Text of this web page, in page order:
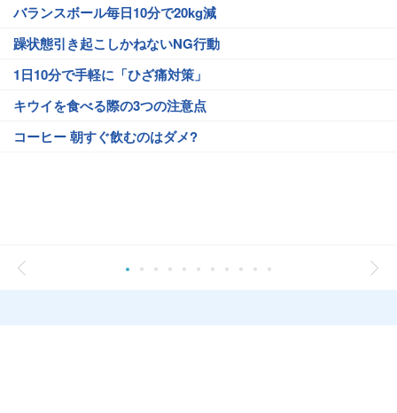
バランスボール毎日10分で20kg減
躁状態引き起こしかねないNG行動
1日10分で手軽に「ひざ痛対策」
キウイを食べる際の3つの注意点
コーヒー 朝すぐ飲むのはダメ?